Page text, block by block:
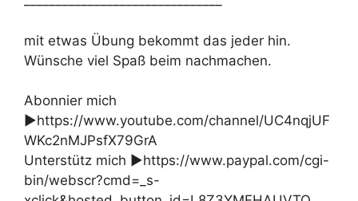
mit etwas Übung bekommt das jeder hin.
Wünsche viel Spaß beim nachmachen.
Abonnier mich
►https://www.youtube.com/channel/UC4nqjUF
WKc2nMJPsfX79GrA
Unterstütz mich ►https://www.paypal.com/cgi-
bin/webscr?cmd=_s-